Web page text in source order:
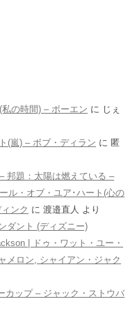
の時間) – ボーエン に じぇ
(嵐) – ボブ・ディラン に 匿
邦題：太陽は燃えている –
ル・オブ・ユア･ハート(心の
ンク に 渡邉直人 より
ダント (ディズニー)
| ドゥ・ワット・ユー・
メロン, シャイアン・ジャク
カップ – ジャック・ストウバ